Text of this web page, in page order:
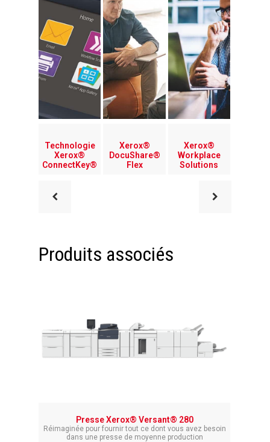
Technologie
Xerox®
ConnectKey®
Xerox®
DocuShare®
Flex
Xerox®
Workplace
Solutions
Produits associés
Presse Xerox® Versant® 280
Réimaginée pour fournir tout ce dont vous avez besoin
dans une presse de moyenne production